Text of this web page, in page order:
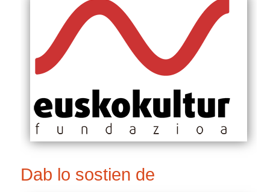
Dab lo sostien de